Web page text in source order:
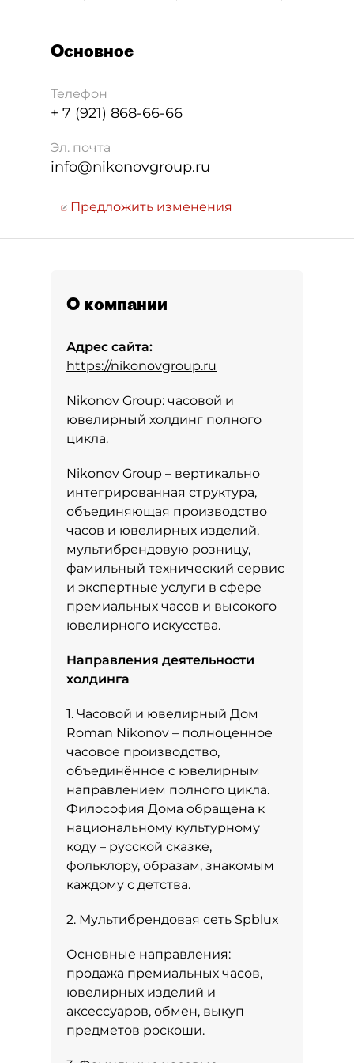
Основное
Телефон
+ 7 (921) 868-66-66
Эл. почта
info@nikonovgroup.ru
Предложить изменения
О компании
Адрес сайта:
https://nikonovgroup.ru
Nikonov Group: часовой и
ювелирный холдинг полного
цикла.
Nikonov Group – вертикально
интегрированная структура,
объединяющая производство
часов и ювелирных изделий,
мультибрендовую розницу,
фамильный технический сервис
и экспертные услуги в сфере
премиальных часов и высокого
ювелирного искусства.
Направления деятельности
холдинга
1. Часовой и ювелирный Дом
Roman Nikonov – полноценное
часовое производство,
объединённое с ювелирным
направлением полного цикла.
Философия Дома обращена к
национальному культурному
коду – русской сказке,
фольклору, образам, знакомым
каждому с детства.
2. Мультибрендовая сеть Spblux
Основные направления:
продажа премиальных часов,
ювелирных изделий и
аксессуаров, обмен, выкуп
предметов роскоши.